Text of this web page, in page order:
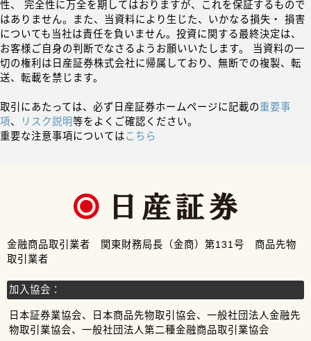
性、 完全性に万全を期してはおりますが、これを保証するもので
はありません。また、当資料により生じた、いかなる損失・ 損害
についても当社は責任を負いません。投資に関する最終決定は、
お客様ご自身の判断でなさるようお願いいたします。 当資料の一
切の権利は日産証券株式会社に帰属しており、無断での複製、転
送、転載を禁じます。
取引にあたっては、必ず日産証券ホームページに記載の重要事
項、 リスク説明等をよくご確認ください。
重要な注意事項についてはこちら
金融商品取引業者 関東財務局長（金商）第131号 商品先物
取引業者
加入協会：
日本証券業協会、日本商品先物取引協会、一般社団法人金融先
物取引業協会、一般社団法人第二種金融商品取引業協会